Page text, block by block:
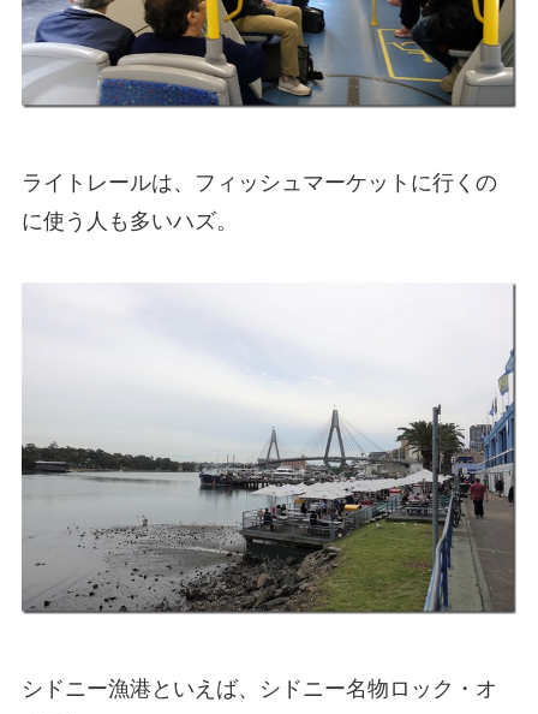
ライトレールは、フィッシュマーケットに行くの
に使う人も多いハズ。
シドニー漁港といえば、シドニー名物ロック・オ